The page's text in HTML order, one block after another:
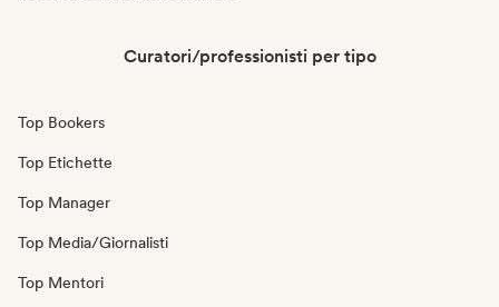
Curatori/professionisti per tipo
Top Bookers
Top Etichette
Top Manager
Top Media/Giornalisti
Top Mentori